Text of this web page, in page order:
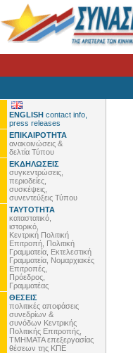
ENGLISH contact info,
press releases
ΕΠΙΚΑΙΡΟΤΗΤΑ
ανακοινώσεις &
δελτία Τύπου
ΕΚΔΗΛΩΣΕΙΣ
συγκεντρώσεις,
περιοδείες,
συσκέψεις,
συνεντεύξεις Τύπου
ΤΑΥΤΟΤΗΤΑ
καταστατικό,
ιστορικό,
Κεντρική Πολιτική
Επιτροπή, Πολιτική
Γραμματεία, Εκτελεστική
Γραμματεία, Νομαρχιακές
Επιτροπές,
Πρόεδρος,
Γραμματέας
ΘΕΣΕΙΣ
πολιτικές αποφάσεις
συνεδρίων &
συνόδων Κεντρικής
Πολιτικής Επιτροπής,
ΤΜΗΜΑΤΑ επεξεργασίας
θέσεων της ΚΠΕ